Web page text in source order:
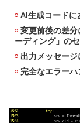
AI生成コードに
変更前後の差
ーディング」の
出力メッセー
完全なエラー